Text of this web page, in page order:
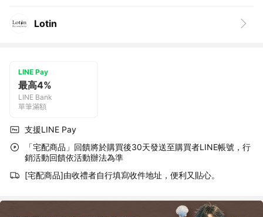
Lotin
LINE Pay
最高4%
LINE Bank
單筆滿額
支援LINE Pay
「宅配商品」回饋將於購買後30天發送至購買者LINE帳號，行
銷活動回饋依活動辦法為準
[宅配商品]由收禮者自行填寫收件地址，便利又貼心。